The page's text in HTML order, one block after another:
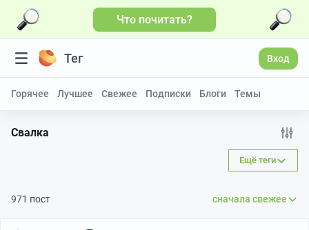
Что почитать?
Тег Вход
Горячее Лучшее Свежее Подписки Блоги Темы
Свалка
Ещё теги
971 пост сначала свежее
Больше видео